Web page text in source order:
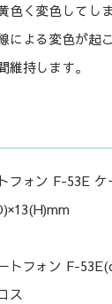
色く変色して
による変色が起
持します。
フォン F-53E
トフォン F-
ス